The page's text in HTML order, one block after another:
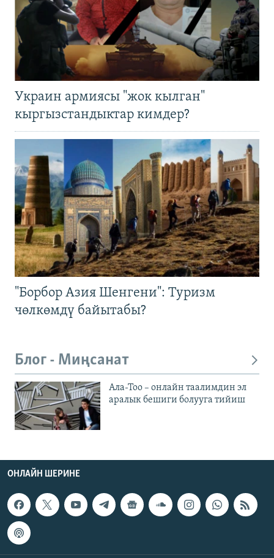
Украин армиясы "жок кылган"
кыргызстандыктар кимдер?
"Борбор Азия Шенгени": Туризм
чөлкөмдү байытабы?
Блог - Миңсанат
Ала-Тоо – онлайн таалимдин эл
аралык бешиги болууга тийиш
ОНЛАЙН ШЕРИНЕ